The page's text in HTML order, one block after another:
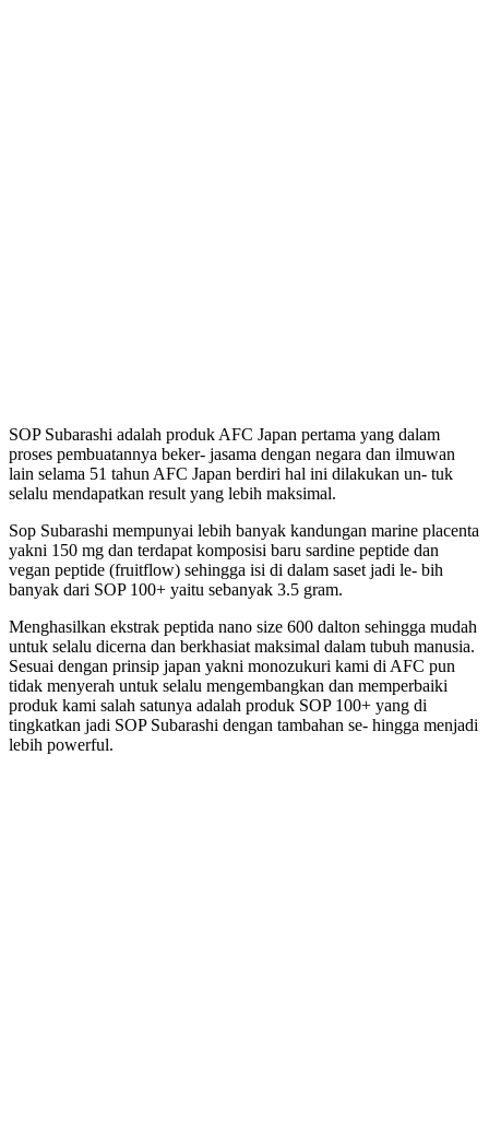
SOP Subarashi adalah produk AFC Japan pertama yang dalam
proses pembuatannya beker- jasama dengan negara dan ilmuwan
lain selama 51 tahun AFC Japan berdiri hal ini dilakukan un- tuk
selalu mendapatkan result yang lebih maksimal.
Sop Subarashi mempunyai lebih banyak kandungan marine placenta
yakni 150 mg dan terdapat komposisi baru sardine peptide dan
vegan peptide (fruitflow) sehingga isi di dalam saset jadi le- bih
banyak dari SOP 100+ yaitu sebanyak 3.5 gram.
Menghasilkan ekstrak peptida nano size 600 dalton sehingga mudah
untuk selalu dicerna dan berkhasiat maksimal dalam tubuh manusia.
Sesuai dengan prinsip japan yakni monozukuri kami di AFC pun
tidak menyerah untuk selalu mengembangkan dan memperbaiki
produk kami salah satunya adalah produk SOP 100+ yang di
tingkatkan jadi SOP Subarashi dengan tambahan se- hingga menjadi
lebih powerful.